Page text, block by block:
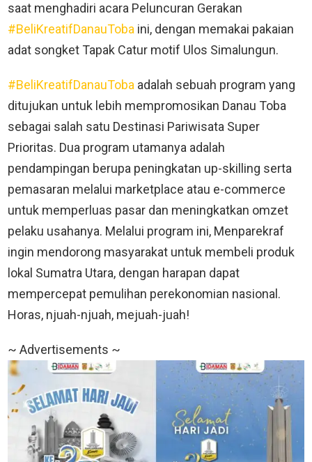
saat menghadiri acara Peluncuran Gerakan
#BeliKreatifDanauToba ini, dengan memakai pakaian
adat songket Tapak Catur motif Ulos Simalungun.
#BeliKreatifDanauToba adalah sebuah program yang
ditujukan untuk lebih mempromosikan Danau Toba
sebagai salah satu Destinasi Pariwisata Super
Prioritas. Dua program utamanya adalah
pendampingan berupa peningkatan up-skilling serta
pemasaran melalui marketplace atau e-commerce
untuk memperluas pasar dan meningkatkan omzet
pelaku usahanya. Melalui program ini, Menparekraf
ingin mendorong masyarakat untuk membeli produk
lokal Sumatra Utara, dengan harapan dapat
mempercepat pemulihan perekonomian nasional.
Horas, njuah-njuah, mejuah-juah!
~ Advertisements ~